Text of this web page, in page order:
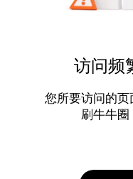
访问频
您所要访问的
刷牛牛圈